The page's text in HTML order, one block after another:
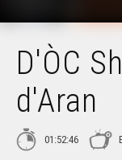
D'ÒC
d'Aran
01:52:46